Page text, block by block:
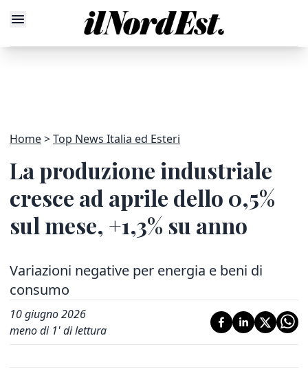
Home Top News Italia ed Esteri
La produzione industriale
cresce ad aprile dello 0,5%
sul mese, +1,3% su anno
Variazioni negative per energia e beni di
consumo
10 giugno 2026
meno di 1' di lettura